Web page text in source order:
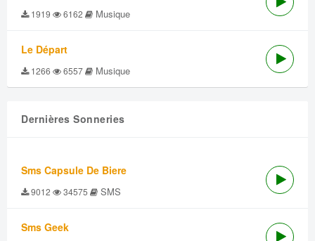
1919 6162 Musique
Le Départ
1266 6557 Musique
Dernières Sonneries
Sms Capsule De Biere
9012 34575 SMS
Sms Geek